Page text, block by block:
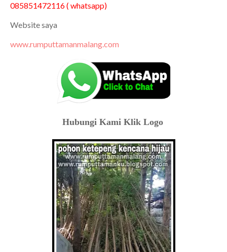
085851472116 ( whatsapp)
Website saya
www.rumputtamanmalang.com
Hubungi Kami Klik Logo